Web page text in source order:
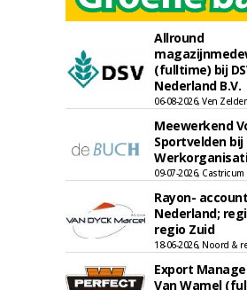
Allround
(fulltime) bij
Nederland B.V.
06-08-2026, Ven
Meewerkend
Sportvelden bij
09-07-2026,
Rayon-
Nederland;
regio Zuid
18-06-2026, Noord &
Export
Van Wamel